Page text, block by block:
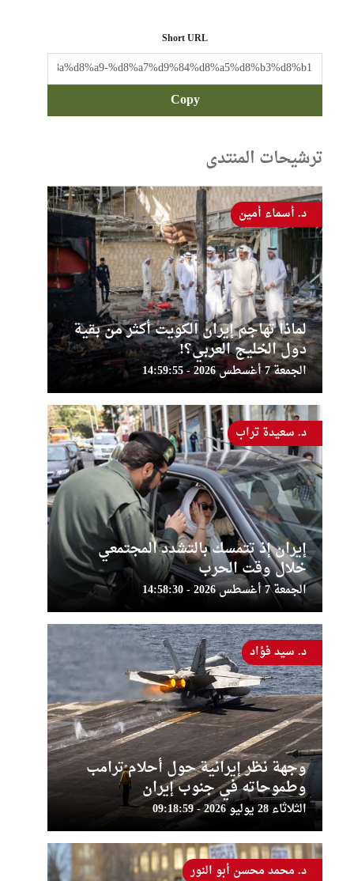
Short URL
Copy
ترشيحات المنتدى
لماذا تهاجم إيران الكويت أكثر من بقية
دول الخليج العربي؟!
الجمعة 7 أغسطس 2026 - 14:59:55
د. أسماء أمين
إيران إذ تتمسك بالتشدد المجتمعي
خلال وقت الحرب
الجمعة 7 أغسطس 2026 - 14:58:30
د. سعيدة تراب
وجهة نظر إيرانية حول أحلام ترامب
وطموحاته في جنوب إيران
الثلاثاء 28 يوليو 2026 - 09:18:59
د. سيد فؤاد
د. محمد محسن أبو النور